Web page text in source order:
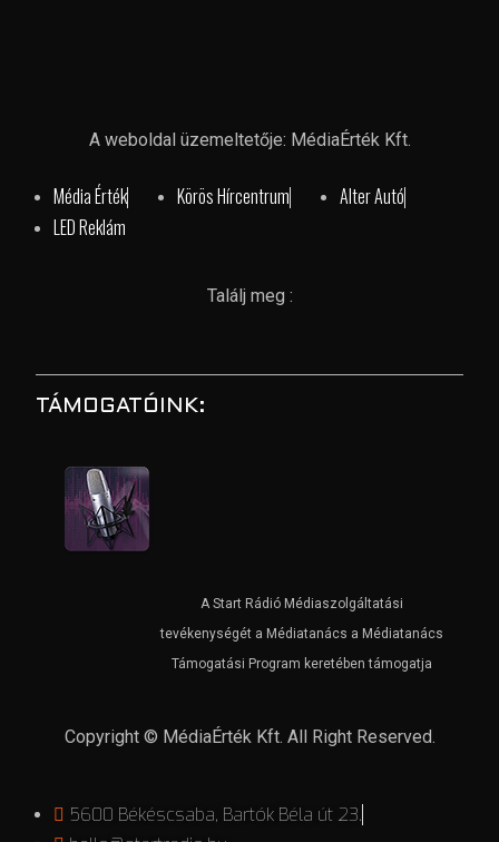
A weboldal üzemeltetője: MédiaÉrték Kft.
Média Érték Körös Hírcentrum
Alter Autó
LED Reklám
Találj meg :
TÁMOGATÓINK:
A Start Rádió Médiaszolgáltatási
tevékenységét a Médiatanács a Médiatanács
Támogatási Program keretében támogatja
Copyright © MédiaÉrték Kft. All Right Reserved.
5600 Békéscsaba, Bartók Béla út 23.